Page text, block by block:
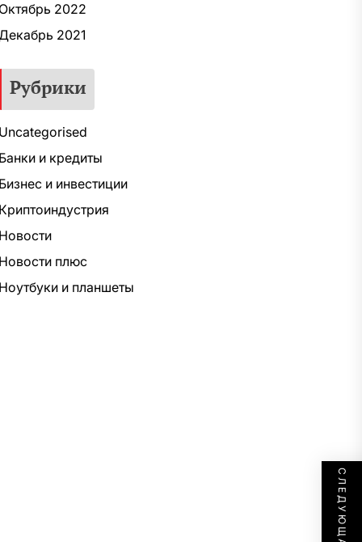
Октябрь 2022
2021
Рубрики
Uncategorised
Банки и кредиты
Бизнес и инвестиции
Криптоиндустрия
Новости
Новости плюс
Ноутбуки и планшеты